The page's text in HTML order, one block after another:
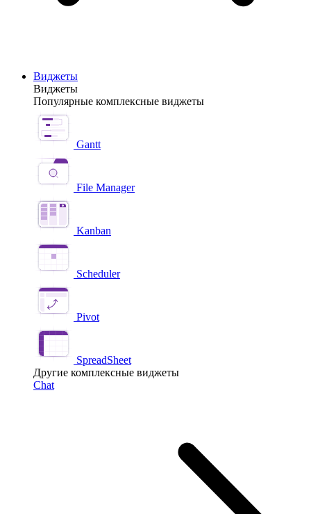
Виджеты
Виджеты
Популярные комплексные виджеты
Gantt
File Manager
Kanban
Scheduler
Pivot
SpreadSheet
Другие комплексные виджеты
Chat